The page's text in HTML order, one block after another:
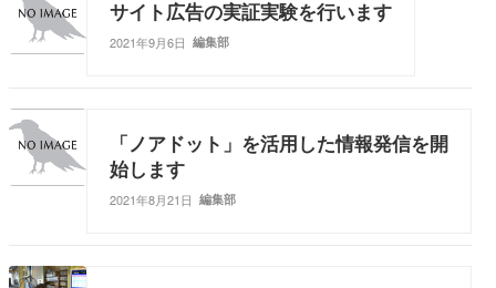
サイト広告の実証実験を行います
編集部
2021年9月6日
「ノアドット」を活用した情報発信を開
始します
編集部
2021年8月21日